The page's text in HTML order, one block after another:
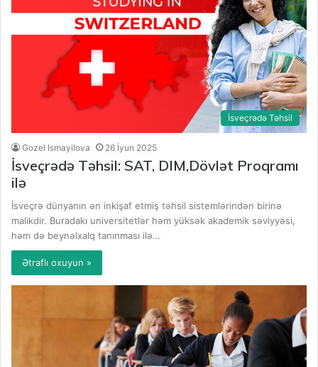
İsveçrədə Təhsil
Gozel Ismayilova 26 İyun 2025
İsveçrədə Təhsil: SAT, DIM,Dövlət Proqramı
ilə
İsveçrə dünyanın ən inkişaf etmiş təhsil sistemlərindən birinə
malikdir. Buradakı universitetlər həm yüksək akademik səviyyəsi,
həm də beynəlxalq tanınması ilə…
Ətraflı oxuyun »